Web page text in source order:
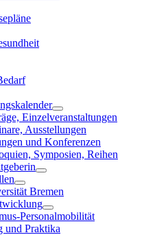
Einzelveranstaltungen
Ausstellungen
und Konferenzen
Symposien, Reihen
Bremen
Personalmobilität
und Praktika